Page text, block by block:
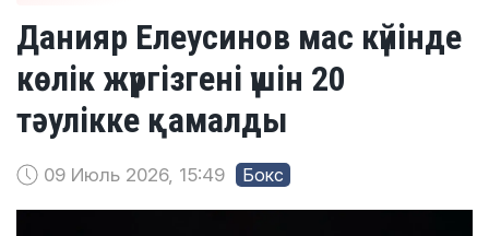
Данияр Елеусинов мас күйінде
көлік жүргізгені үшін 20
тәулікке қамалды
09 Июль 2026, 15:49 Бокс